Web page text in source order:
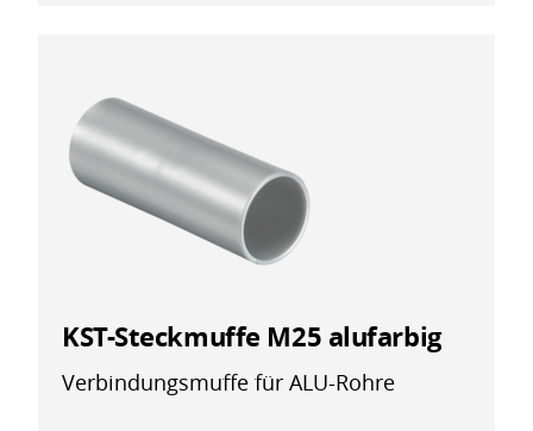
KST-Steckmuffe M25 alufarbig
Verbindungsmuffe für ALU-Rohre